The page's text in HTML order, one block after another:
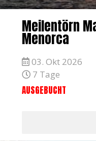
Meilentörn
Menorca
03. Okt 2026
7 Tage
AUSGEBUCHT